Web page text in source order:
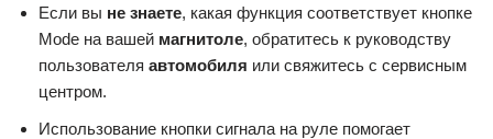
Если вы не знаете, какая функция соответствует кнопке
Mode на вашей магнитоле, обратитесь к руководству
пользователя автомобиля или свяжитесь с сервисным
центром.
Использование кнопки сигнала на руле помогает